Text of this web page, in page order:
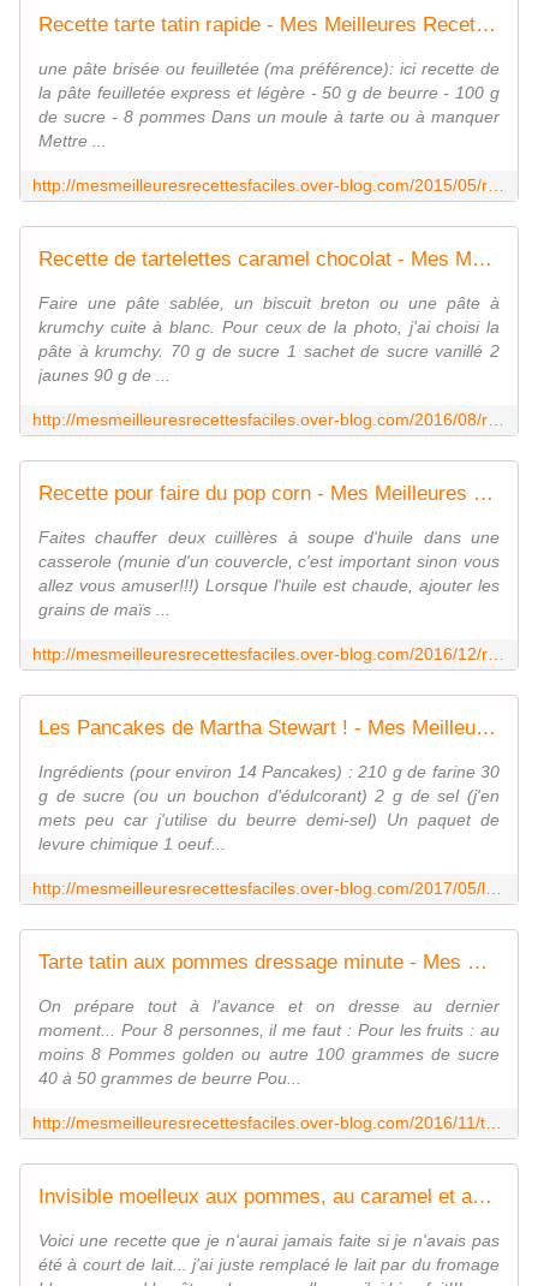
Recette tarte tatin rapide - Mes Meilleures Recettes Faciles
une pâte brisée ou feuilletée (ma préférence): ici recette de
la pâte feuilletée express et légère - 50 g de beurre - 100 g
de sucre - 8 pommes Dans un moule à tarte ou à manquer
Mettre ...
Recette de tartelettes caramel chocolat - Mes Meilleures Recettes Faciles
Faire une pâte sablée, un biscuit breton ou une pâte à
krumchy cuite à blanc. Pour ceux de la photo, j'ai choisi la
pâte à krumchy. 70 g de sucre 1 sachet de sucre vanillé 2
jaunes 90 g de ...
Recette pour faire du pop corn - Mes Meilleures Recettes Faciles
Faites chauffer deux cuillères à soupe d'huile dans une
casserole (munie d'un couvercle, c'est important sinon vous
allez vous amuser!!!) Lorsque l'huile est chaude, ajouter les
grains de maïs ...
Les Pancakes de Martha Stewart ! - Mes Meilleures Recettes Faciles
Ingrédients (pour environ 14 Pancakes) : 210 g de farine 30
g de sucre (ou un bouchon d'édulcorant) 2 g de sel (j'en
mets peu car j'utilise du beurre demi-sel) Un paquet de
levure chimique 1 oeuf...
Tarte tatin aux pommes dressage minute - Mes Meilleures Recettes Faciles
On prépare tout à l'avance et on dresse au dernier
moment... Pour 8 personnes, il me faut : Pour les fruits : au
moins 8 Pommes golden ou autre 100 grammes de sucre
40 à 50 grammes de beurre Pou...
Invisible moelleux aux pommes, au caramel et au fromage blanc - Mes Meilleures Recettes Faciles
Voici une recette que je n'aurai jamais faite si je n'avais pas
été à court de lait... j'ai juste remplacé le lait par du fromage